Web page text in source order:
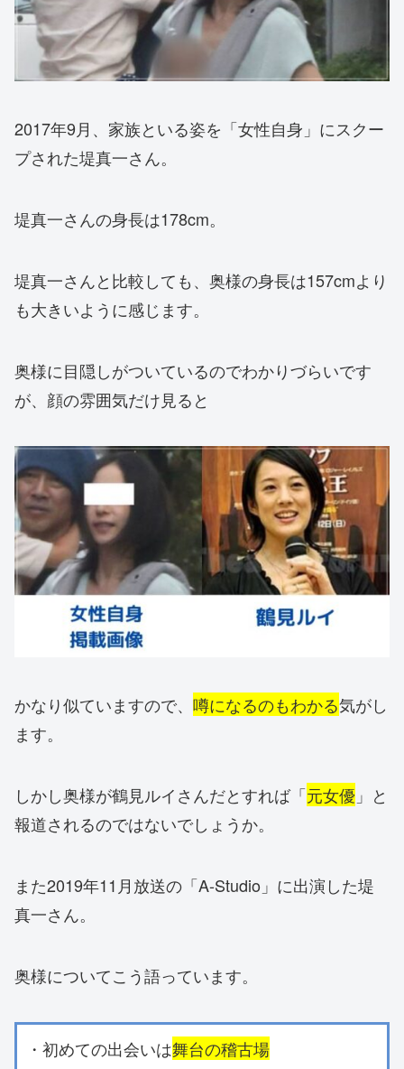
2017年9月、家族といる姿を「女性自身」にスクー
プされた堤真一さん。
堤真一さんの身長は178cm。
堤真一さんと比較しても、奥様の身長は157cmより
も大きいように感じます。
奥様に目隠しがついているのでわかりづらいです
が、顔の雰囲気だけ見ると
かなり似ていますので、 噂になるのもわかる気がし
ます。
しかし奥様が鶴見ルイさんだとすれば「元女優 」と
報道されるのではないでしょうか。
また2019年11月放送の「A-Studio」に出演した堤
真一さん。
奥様についてこう語っています。
・初めての出会いは舞台の稽古場